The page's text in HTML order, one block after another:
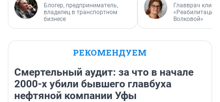
Блогер, предприниматель,
владелец в транспортном
бизнесе
Главврач
«Реабилитация
Волковой»
РЕКОМЕНДУЕМ
Смертельный аудит: за что в начале
2000-х убили бывшего главбуха
нефтяной компании Уфы